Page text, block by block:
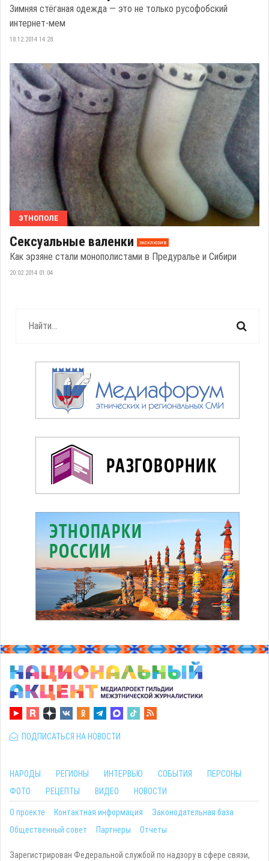
Зимняя стёганая одежда — это не только русофобский
интернет-мем
18.12.2014 14:28
ЭТНОПОЛЕ
Сексуальные валенки эксклюзив
Как эрзяне стали монополистами в Предуралье и Сибири
20.02.2014 01:04
ПОДПИСАТЬСЯ НА НОВОСТИ
НАРОДЫ РЕГИОНЫ ИНТЕРВЬЮ СОБЫТИЯ
ПЕРСОНЫ
ФОТО
РЕЦЕПТЫ ВИДЕО НОВОСТИ
О проекте Контактная информация
Законодательная база
Общественный совет
Партнеры Отчеты
Зарегистрирован Федеральной службой по надзору в сфере связи,